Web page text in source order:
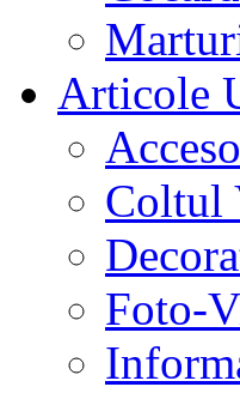
Articole
Coltul
Foto-